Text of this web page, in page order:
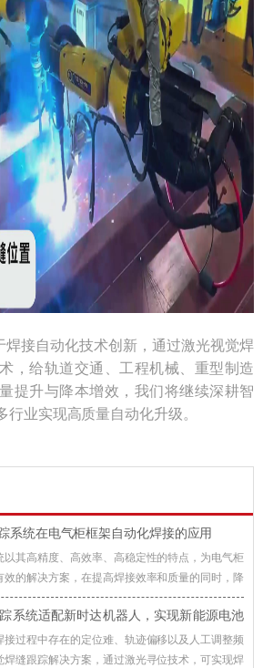
接自动化技术创新，通过激光视觉焊
，给轨道交通、工程机械、重型制造
提升与降本增效，我们将继续深耕智
行业实现高质量自动化升级。
系统在电气柜框架自动化焊接的应用
其高精度、高效率、高稳定性的特点，为电气柜
的解决方案，在提高焊接效率和质量的同时，降
的竞争力。
系统适配新时达机器人，实现新能源电池
级过程中存在的定位难、轨迹偏移以及人工调整频
缝跟踪解决方案，通过激光寻位技术，可实现焊